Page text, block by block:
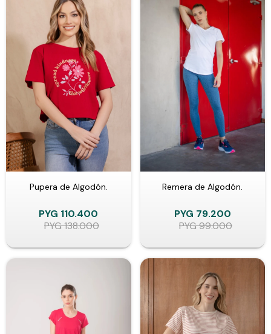
Pupera de Algodón.
PYG 110.400
PYG138.000
Remera de Algodón.
PYG 79.200
PYG99.000